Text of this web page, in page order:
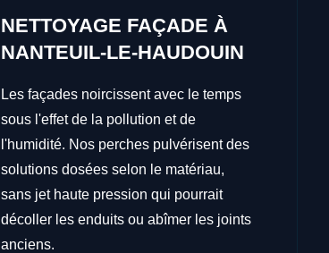
NETTOYAGE FAÇADE À
NANTEUIL-LE-HAUDOUIN
Les façades noircissent avec le temps
sous l'effet de la pollution et de
l'humidité. Nos perches pulvérisent des
solutions dosées selon le matériau,
sans jet haute pression qui pourrait
décoller les enduits ou abîmer les joints
anciens.